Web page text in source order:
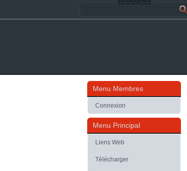
Rechercher
Menu Membres
Connexion
Menu Principal
Liens Web
Télécharger